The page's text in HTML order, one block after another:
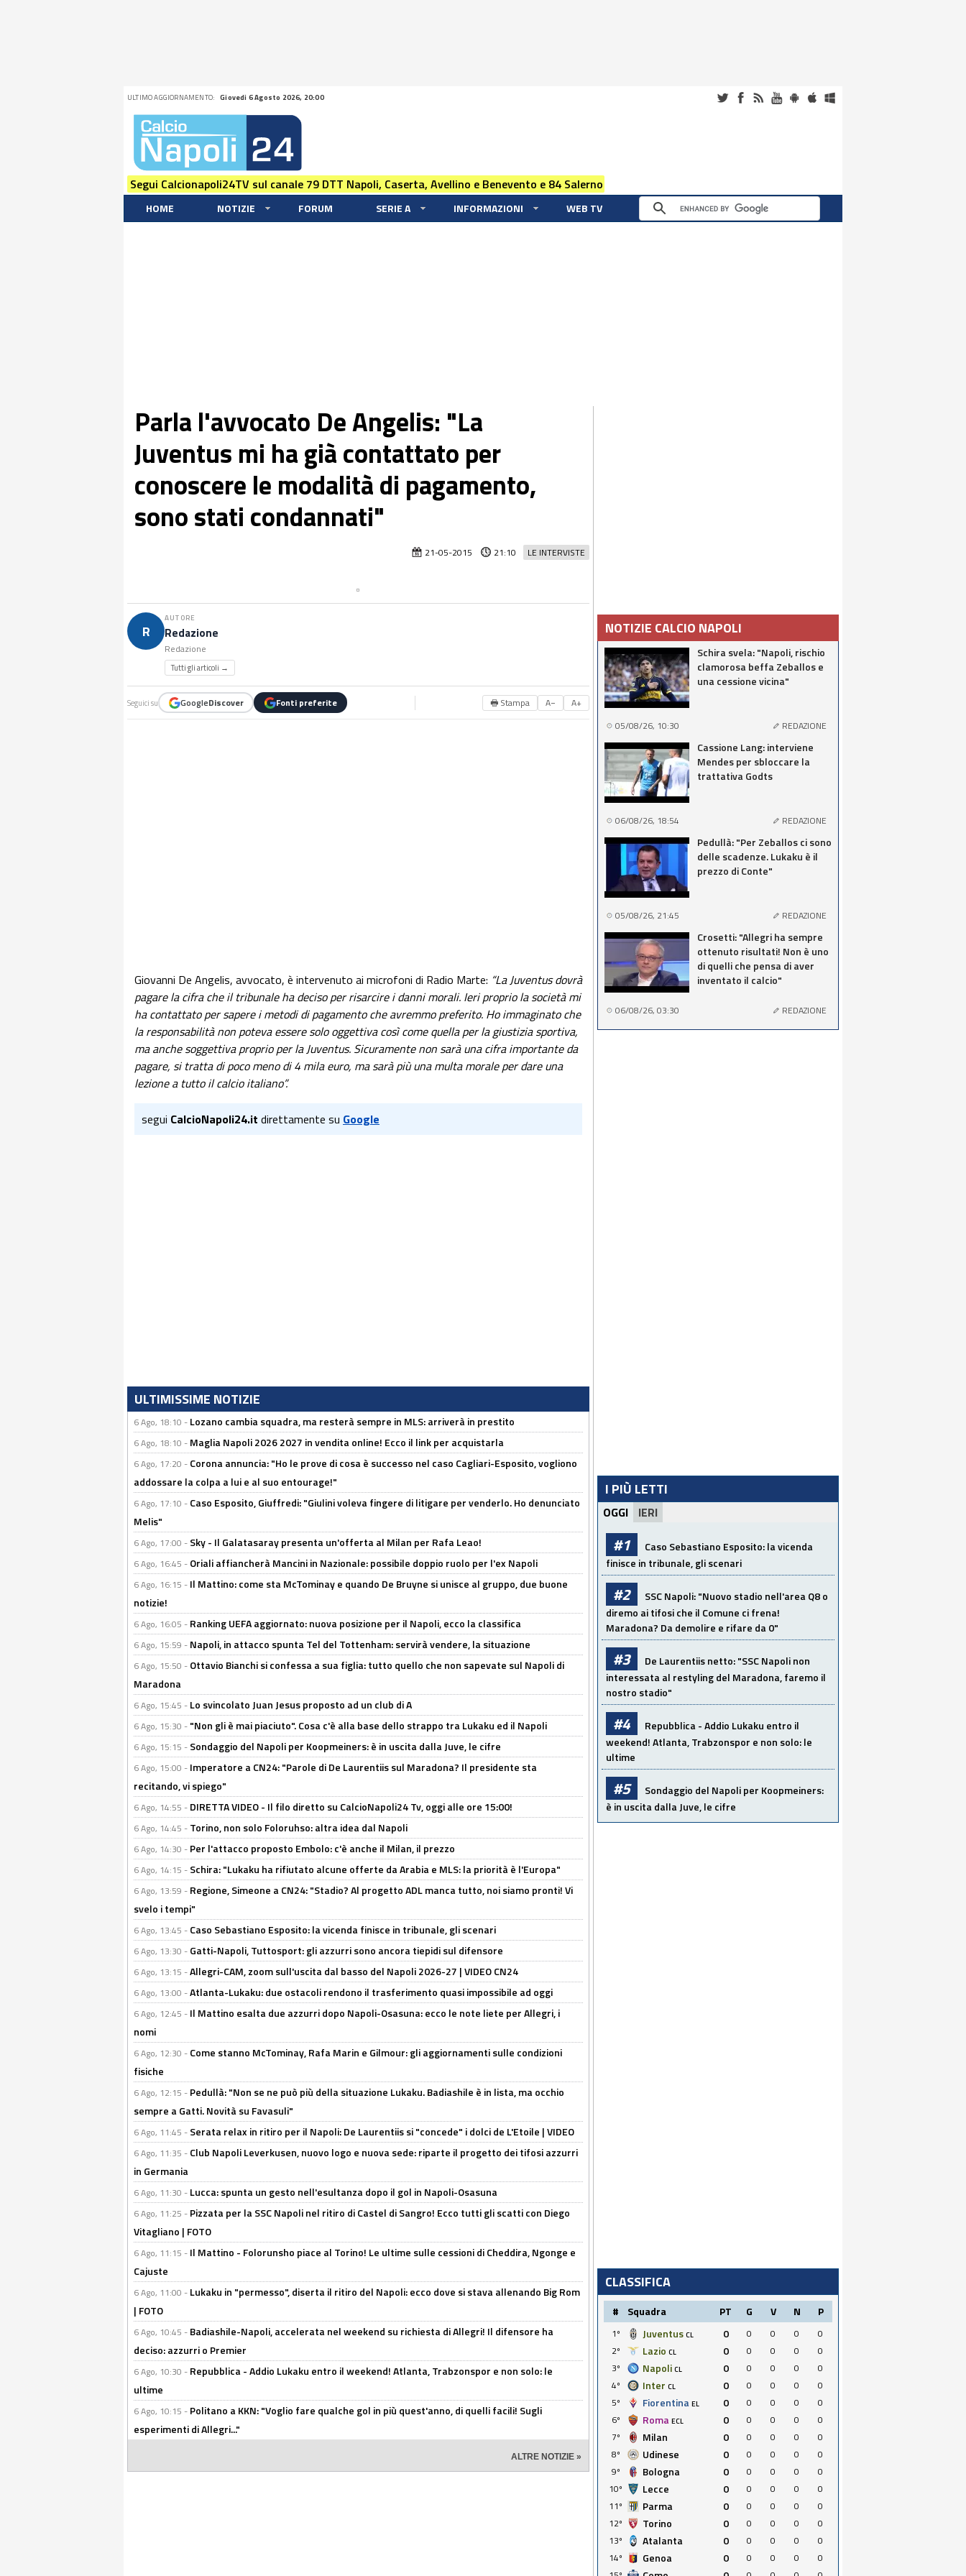
ULTIMO AGGIORNAMENTO: Giovedi 6 Agosto 2026, 20:00
Segui Calcionapoli24TV sul canale 79 DTT Napoli, Caserta, Avellino e Benevento e 84 Salerno
HOME NOTIZIE FORUM SERIE A INFORMAZIONI WEB TV
Parla l'avvocato De Angelis: "La
Juventus mi ha già contattato per
conoscere le modalità di pagamento,
sono stati condannati"
LE INTERVISTE
21-05-2015 21:10
R
AUTORE
Redazione
Redazione
Tutti gli articoli →
Seguici su GoogleDiscover Fonti preferite 🖶 Stampa A− A+
Giovanni De Angelis, avvocato, è intervenuto ai microfoni di Radio Marte: “La Juventus dovrà
pagare la cifra che il tribunale ha deciso per risarcire i danni morali. Ieri proprio la società mi
ha contattato per sapere i metodi di pagamento che avremmo preferito. Ho immaginato che
la responsabilità non poteva essere solo oggettiva così come quella per la giustizia sportiva,
ma anche soggettiva proprio per la Juventus. Sicuramente non sarà una cifra importante da
pagare, si tratta di poco meno di 4 mila euro, ma sarà più una multa morale per dare una
lezione a tutto il calcio italiano”.
segui CalcioNapoli24.it direttamente su Google
ULTIMISSIME NOTIZIE
6 Ago, 18:10 - Lozano cambia squadra, ma resterà sempre in MLS: arriverà in prestito
6 Ago, 18:10 - Maglia Napoli 2026 2027 in vendita online! Ecco il link per acquistarla
6 Ago, 17:20 - Corona annuncia: "Ho le prove di cosa è successo nel caso Cagliari-Esposito, vogliono
addossare la colpa a lui e al suo entourage!"
6 Ago, 17:10 - Caso Esposito, Giuffredi: "Giulini voleva fingere di litigare per venderlo. Ho denunciato
Melis"
6 Ago, 17:00 - Sky - Il Galatasaray presenta un'offerta al Milan per Rafa Leao!
6 Ago, 16:45 - Oriali affiancherà Mancini in Nazionale: possibile doppio ruolo per l'ex Napoli
6 Ago, 16:15 - Il Mattino: come sta McTominay e quando De Bruyne si unisce al gruppo, due buone
notizie!
6 Ago, 16:05 - Ranking UEFA aggiornato: nuova posizione per il Napoli, ecco la classifica
6 Ago, 15:59 - Napoli, in attacco spunta Tel del Tottenham: servirà vendere, la situazione
6 Ago, 15:50 - Ottavio Bianchi si confessa a sua figlia: tutto quello che non sapevate sul Napoli di
Maradona
6 Ago, 15:45 - Lo svincolato Juan Jesus proposto ad un club di A
6 Ago, 15:30 - "Non gli è mai piaciuto". Cosa c'è alla base dello strappo tra Lukaku ed il Napoli
6 Ago, 15:15 - Sondaggio del Napoli per Koopmeiners: è in uscita dalla Juve, le cifre
6 Ago, 15:00 - Imperatore a CN24: "Parole di De Laurentiis sul Maradona? Il presidente sta
recitando, vi spiego"
6 Ago, 14:55 - DIRETTA VIDEO - Il filo diretto su CalcioNapoli24 Tv, oggi alle ore 15:00!
6 Ago, 14:45 - Torino, non solo Foloruhso: altra idea dal Napoli
6 Ago, 14:30 - Per l'attacco proposto Embolo: c'è anche il Milan, il prezzo
6 Ago, 14:15 - Schira: "Lukaku ha rifiutato alcune offerte da Arabia e MLS: la priorità è l'Europa"
6 Ago, 13:59 - Regione, Simeone a CN24: "Stadio? Al progetto ADL manca tutto, noi siamo pronti! Vi
svelo i tempi"
6 Ago, 13:45 - Caso Sebastiano Esposito: la vicenda finisce in tribunale, gli scenari
6 Ago, 13:30 - Gatti-Napoli, Tuttosport: gli azzurri sono ancora tiepidi sul difensore
6 Ago, 13:15 -Allegri-CAM, zoom sull'uscita dal basso del Napoli 2026-27 | VIDEO CN24
6 Ago, 13:00 -Atlanta-Lukaku: due ostacoli rendono il trasferimento quasi impossibile ad oggi
6 Ago, 12:45 - Il Mattino esalta due azzurri dopo Napoli-Osasuna: ecco le note liete per Allegri, i
nomi
6 Ago, 12:30 - Come stanno McTominay, Rafa Marin e Gilmour: gli aggiornamenti sulle condizioni
fisiche
6 Ago, 12:15 - Pedullà: "Non se ne può più della situazione Lukaku. Badiashile è in lista, ma occhio
sempre a Gatti. Novità su Favasuli"
6 Ago, 11:45 - Serata relax in ritiro per il Napoli: De Laurentiis si "concede" i dolci de L'Etoile | VIDEO
6 Ago, 11:35 - Club Napoli Leverkusen, nuovo logo e nuova sede: riparte il progetto dei tifosi azzurri
in Germania
6 Ago, 11:30 - Lucca: spunta un gesto nell'esultanza dopo il gol in Napoli-Osasuna
6 Ago, 11:25 - Pizzata per la SSC Napoli nel ritiro di Castel di Sangro! Ecco tutti gli scatti con Diego
Vitagliano | FOTO
6 Ago, 11:15 - Il Mattino - Folorunsho piace al Torino! Le ultime sulle cessioni di Cheddira, Ngonge e
Cajuste
6 Ago, 11:00 - Lukaku in "permesso", diserta il ritiro del Napoli: ecco dove si stava allenando Big Rom
| FOTO
6 Ago, 10:45 - Badiashile-Napoli, accelerata nel weekend su richiesta di Allegri! Il difensore ha
deciso: azzurri o Premier
6 Ago, 10:30 - Repubblica - Addio Lukaku entro il weekend! Atlanta, Trabzonspor e non solo: le
ultime
6 Ago, 10:15 - Politano a KKN: "Voglio fare qualche gol in più quest'anno, di quelli facili! Sugli
esperimenti di Allegri..."
ALTRE NOTIZIE »
NOTIZIE CALCIO NAPOLI
Schira svela: "Napoli, rischio
clamorosa beffa Zeballos e
una cessione vicina"
05/08/26, 10:30 REDAZIONE
Cassione Lang: interviene
Mendes per sbloccare la
trattativa Godts
06/08/26, 18:54 REDAZIONE
Pedullà: "Per Zeballos ci sono
delle scadenze. Lukaku è il
prezzo di Conte"
05/08/26, 21:45 REDAZIONE
Crosetti: "Allegri ha sempre
ottenuto risultati! Non è uno
di quelli che pensa di aver
inventato il calcio"
06/08/26, 03:30 REDAZIONE
I PIÙ LETTI
OGGI IERI
#1
Caso Sebastiano Esposito: la vicenda
finisce in tribunale, gli scenari
#2
SSC Napoli: "Nuovo stadio nell'area Q8 o
diremo ai tifosi che il Comune ci frena!
Maradona? Da demolire e rifare da 0"
#3
De Laurentiis netto: "SSC Napoli non
interessata al restyling del Maradona, faremo il
nostro stadio"
#4
Repubblica - Addio Lukaku entro il
weekend! Atlanta, Trabzonspor e non solo: le
ultime
#5
Sondaggio del Napoli per Koopmeiners:
è in uscita dalla Juve, le cifre
CLASSIFICA
# Squadra PT G V N P
1º Juventus CL 0 0 0 0
0
2º
Lazio CL 0 0 0 0
0
3º
Napoli CL 0 0 0 0
0
4º
Inter CL 0 0 0 0
0
5º
Fiorentina EL 0 0 0 0
0
6º
Roma ECL 0 0 0 0
0
7º
Milan 0 0 0 0
0
8º
Udinese 0 0 0 0
0
9º
Bologna 0 0 0 0
0
10º
Lecce 0 0 0 0
0
11º
Parma 0 0 0 0
0
12º
Torino 0 0 0 0
0
13º
Atalanta 0 0 0 0
0
14º
Genoa 0 0 0 0
0